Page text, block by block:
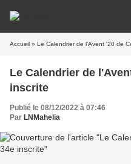
Accueil » Le Calendrier de l'Avent '20 de
Le Calendrier de
inscrite
Publié le 08/12/2022 à 07:46
Par LNMahelia